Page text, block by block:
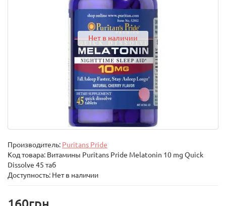
Нет в наличии
Производитель: Puritans Pride
Код товара: Витамины Puritans Pride Melatonin 10 mg Quick
Dissolve 45 таб
Доступность: Нет в наличии